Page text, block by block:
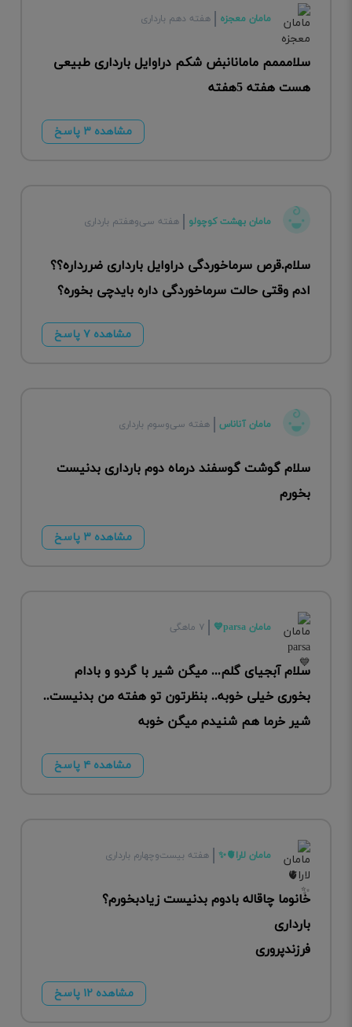
مامان معجزه هفته دهم بارداری
سلامممم مامانانبض شکم دراوایل بارداری طبیعی
هست هفته 5هفته
مشاهده ۳ پاسخ
مامان بهشت کوچولو هفته سی‌وهفتم بارداری
سلام.قرص سرماخوردگی دراوایل بارداری ضررداره؟؟
ادم وقتی حالت سرماخوردگی داره بایدچی بخوره؟
مشاهده ۷ پاسخ
مامان آناناس هفته سی‌وسوم بارداری
سلام گوشت گوسفند درماه دوم بارداری بدنیست
بخورم
مشاهده ۳ پاسخ
مامان parsa💙 ۷ ماهگی
سلام آبجیای گلم... میگن شیر با گردو و بادام
بخوری خیلی خوبه.. بنظرتون تو هفته من بدنیست..
شیر خرما هم شنیدم میگن خوبه
مشاهده ۴ پاسخ
مامان لارا🫀✨ هفته بیست‌وچهارم بارداری
خانوما چاقاله بادوم بدنیست زیادبخورم؟
بارداری
فرزندپروری
مشاهده ۱۲ پاسخ